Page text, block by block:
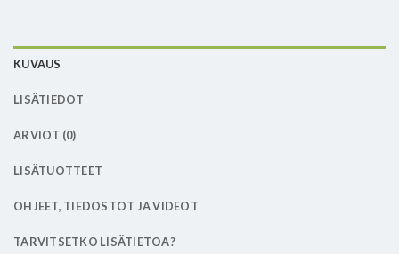
KUVAUS
LISÄTIEDOT
ARVIOT (0)
LISÄTUOTTEET
OHJEET, TIEDOSTOT JA VIDEOT
TARVITSETKO LISÄTIETOA?